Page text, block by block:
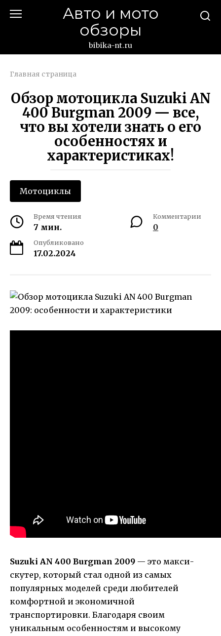
Авто и мото
обзоры
bibika-nt.ru
Главная страница
Обзор мотоцикла Suzuki AN
400 Burgman 2009 — все,
что вы хотели знать о его
особенностях и
характеристиках!
Мотоциклы
Время чтения
7 мин.
Комментарии
0
Опубликовано
17.02.2024
Suzuki AN 400 Burgman 2009 — это макси-
скутер, который стал одной из самых
популярных моделей среди любителей
комфортной и экономичной
транспортировки. Благодаря своим
уникальным особенностям и высокому